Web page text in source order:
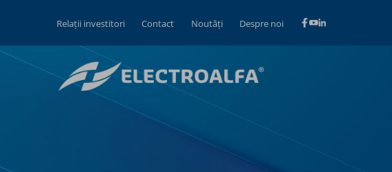
Relații investitori Contact Noutăți Despre noi